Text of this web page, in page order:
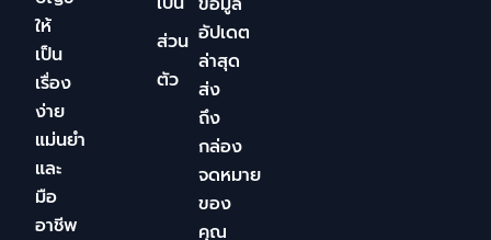
ให้
เป็น
เรื่อง
ง่าย
แม่นยำ
และ
มือ
อาชีพ
ส่วน
ตัว
อัปเดต
ล่าสุด
ส่ง
ถึง
กล่อง
จดหมาย
ของ
คุณ